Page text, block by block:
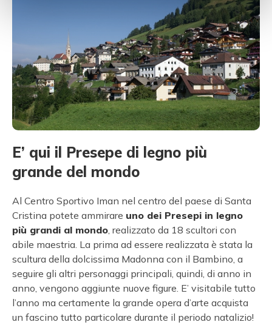
E’ qui il Presepe di legno più
grande del mondo
Al Centro Sportivo Iman nel centro del paese di Santa
Cristina potete ammirare uno dei Presepi in legno
più grandi al mondo, realizzato da 18 scultori con
abile maestria. La prima ad essere realizzata è stata la
scultura della dolcissima Madonna con il Bambino, a
seguire gli altri personaggi principali, quindi, di anno in
anno, vengono aggiunte nuove figure. E’ visitabile tutto
l’anno ma certamente la grande opera d’arte acquista
un fascino tutto particolare durante il periodo natalizio!